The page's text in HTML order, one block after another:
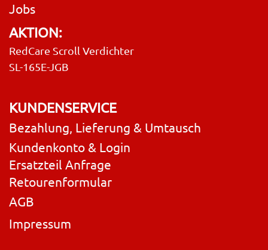
Jobs
AKTION:
RedCare Scroll Verdichter
SL-165E-JGB
KUNDENSERVICE
Bezahlung, Lieferung & Umtausch
Kundenkonto & Login
Ersatzteil Anfrage
Retourenformular
AGB
Impressum